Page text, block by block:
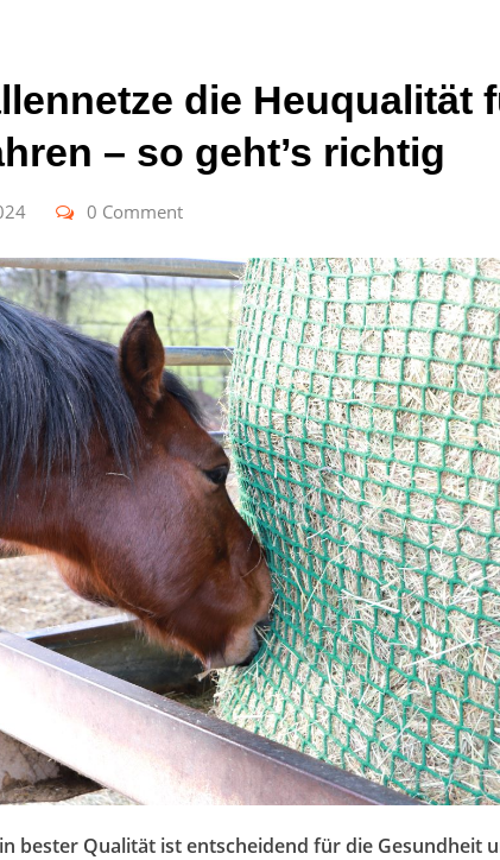
die Heuqualität
– so geht’s richtig
0 Comment
bester Qualität ist entscheidend für die Gesundheit